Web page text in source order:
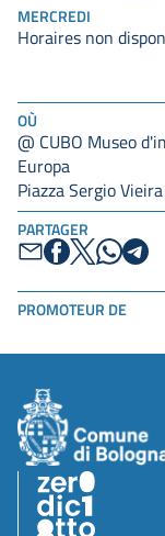
OÙ
@ CUBO Museo
Europa
Piazza Sergio
PARTAGER
MERCREDI
Horaires non
PROMOTEUR DE